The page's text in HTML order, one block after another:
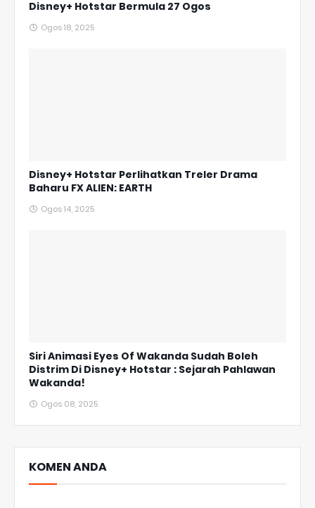
Disney+ Hotstar Bermula 27 Ogos
Ogos 18, 2025
Disney+ Hotstar Perlihatkan Treler Drama
Baharu FX ALIEN: EARTH
Ogos 14, 2025
Siri Animasi Eyes Of Wakanda Sudah Boleh
Distrim Di Disney+ Hotstar : Sejarah Pahlawan
Wakanda!
Ogos 08, 2025
KOMEN ANDA